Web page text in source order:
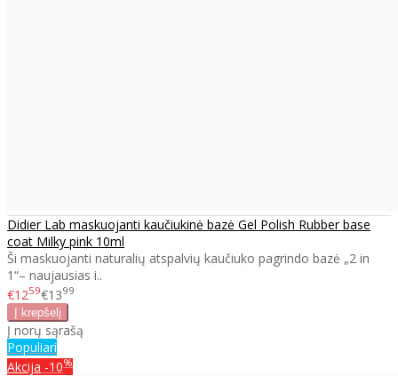
Didier Lab maskuojanti kaučiukinė bazė Gel Polish Rubber base
coat Milky pink 10ml
Ši maskuojanti naturalių atspalvių kaučiuko pagrindo bazė „2 in
1“– naujausias i..
€1259€1399
Į norų sąrašą
Populiari
Akcija -10%